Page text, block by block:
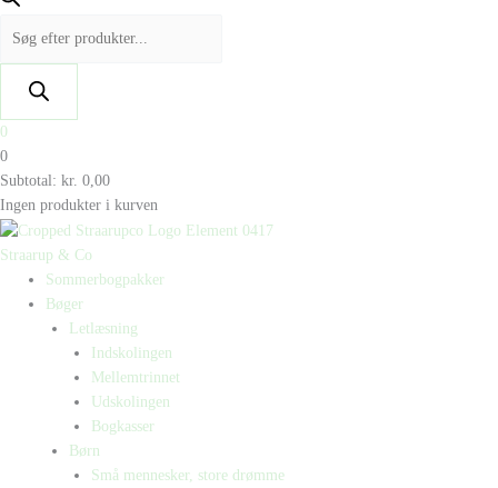
0
0
Subtotal: kr. 0,00
Ingen produkter i kurven
Straarup & Co
Sommerbogpakker
Bøger
Letlæsning
Indskolingen
Mellemtrinnet
Udskolingen
Bogkasser
Børn
Små mennesker, store drømme